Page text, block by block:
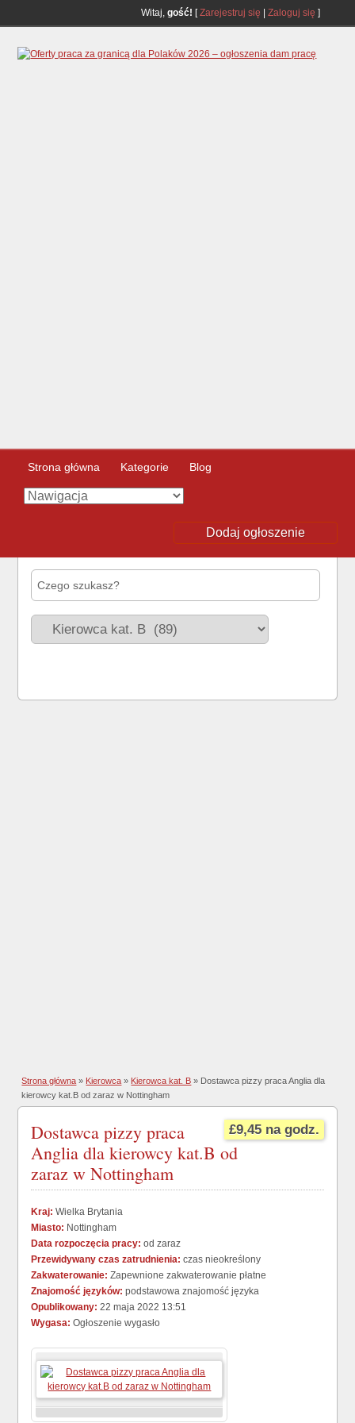
Witaj, gość! [Zarejestruj się Zaloguj się ]
Strona główna Kategorie Blog
Dodaj ogłoszenie
Strona główna » Kierowca » Kierowca kat. B » Dostawca pizzy praca Anglia dla
kierowcy kat.B od zaraz w Nottingham
£9,45 na godz.
Dostawca pizzy praca
Anglia dla kierowcy kat.B od
zaraz w Nottingham
Kraj: Wielka Brytania
Miasto: Nottingham
Data rozpoczęcia pracy: od zaraz
Przewidywany czas zatrudnienia: czas nieokreślony
Zakwaterowanie: Zapewnione zakwaterowanie płatne
Znajomość języków: podstawowa znajomość języka
Opublikowany: 22 maja 2022 13:51
Wygasa: Ogłoszenie wygasło